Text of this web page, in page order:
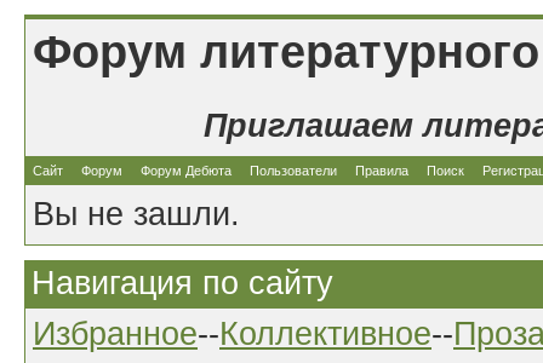
Форум
Приглашаем
Сайт Форум Форум Дебюта Пользователи Правила Поиск
Вы не зашли.
Навигация по сайту
Избранное--Коллективное--